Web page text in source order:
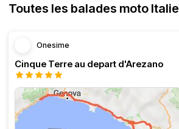
Toutes les balades moto Italie
Onesime
Cinque Terre au depart d'Arezano